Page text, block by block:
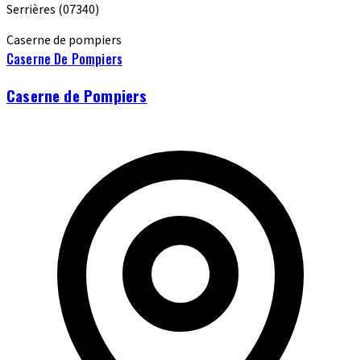
Serrières (07340)
Caserne de pompiers
Caserne De Pompiers
Caserne de Pompiers